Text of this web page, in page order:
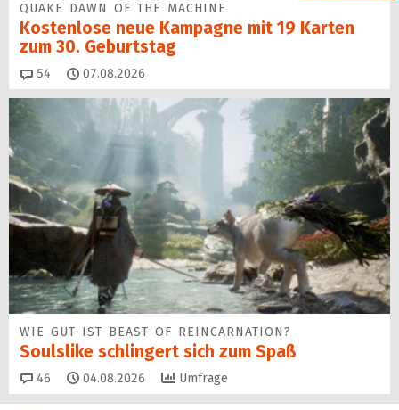
QUAKE DAWN OF THE MACHINE
Kostenlose neue Kampagne mit 19 Karten
zum 30. Geburtstag
54 Kommentare
07.08.2026
WIE GUT IST BEAST OF REINCARNATION?
Soulslike schlingert sich zum Spaß
46 Kommentare
04.08.2026 Umfrage